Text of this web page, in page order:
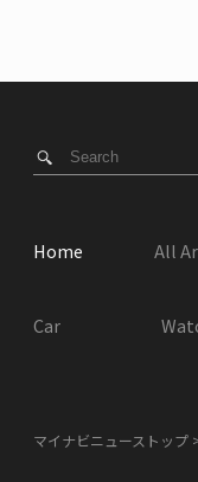
Home All
Car
マイナビニューストップ